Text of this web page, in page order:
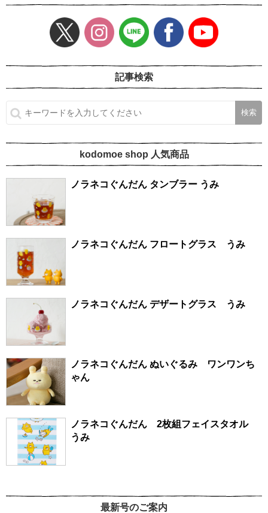
記事検索
kodomoe shop 人気商品
ノラネコぐんだん タンブラー うみ
ノラネコぐんだん フロートグラス うみ
ノラネコぐんだん デザートグラス うみ
ノラネコぐんだん ぬいぐるみ ワンワンち
ゃん
ノラネコぐんだん 2枚組フェイスタオル
うみ
最新号のご案内